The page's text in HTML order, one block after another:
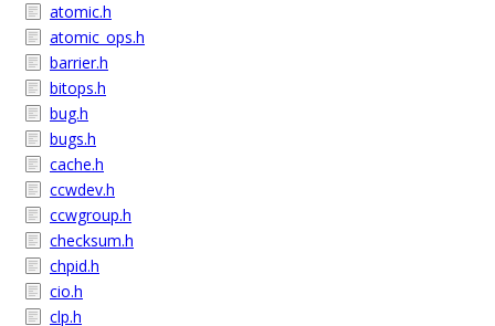
atomic.h
atomic_ops.h
barrier.h
bitops.h
bug.h
bugs.h
cache.h
ccwdev.h
ccwgroup.h
checksum.h
chpid.h
cio.h
clp.h